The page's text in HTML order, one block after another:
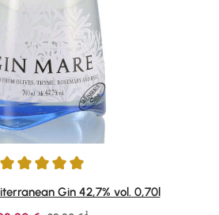
von 4.91 von 5 Sternen
Gin 42,7% vol. 0,70l